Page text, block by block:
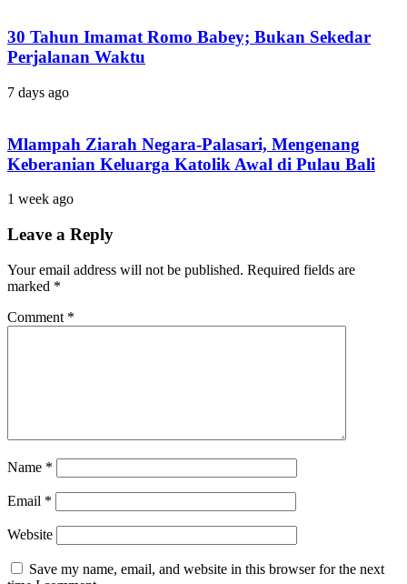
30 Tahun Imamat Romo Babey; Bukan Sekedar
Perjalanan Waktu
7 days ago
Mlampah Ziarah Negara-Palasari, Mengenang
Keberanian Keluarga Katolik Awal di Pulau Bali
1 week ago
Leave a Reply
Your email address will not be published. Required fields are
marked *
Comment *
Name *
Email *
Website
Save my name, email, and website in this browser for the next